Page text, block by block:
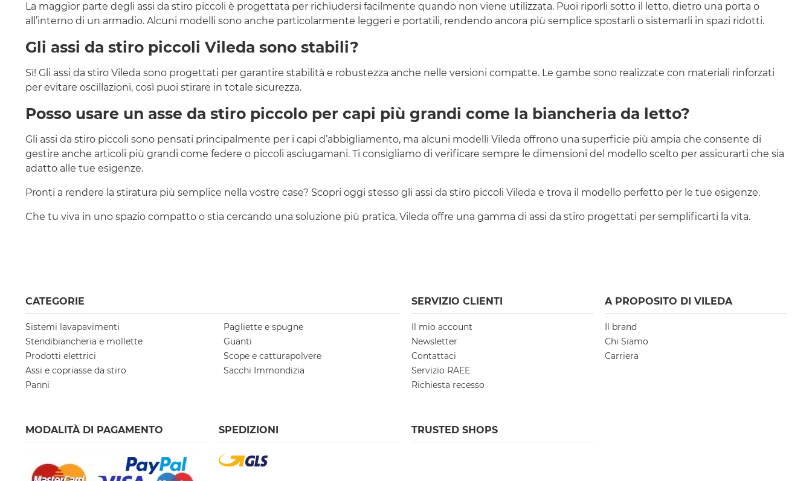
La maggior parte degli assi da stiro piccoli è progettata per richiudersi facilmente quando non viene utilizzata. Puoi riporli sotto il letto, dietro una porta o
all’interno di un armadio. Alcuni modelli sono anche particolarmente leggeri e portatili, rendendo ancora più semplice spostarli o sistemarli in spazi ridotti.
Gli assi da stiro piccoli Vileda sono stabili?
Sì! Gli assi da stiro Vileda sono progettati per garantire stabilità e robustezza anche nelle versioni compatte. Le gambe sono realizzate con materiali rinforzati
per evitare oscillazioni, così puoi stirare in totale sicurezza.
Posso usare un asse da stiro piccolo per capi più grandi come la biancheria da letto?
Gli assi da stiro piccoli sono pensati principalmente per i capi d’abbigliamento, ma alcuni modelli Vileda offrono una superficie più ampia che consente di
gestire anche articoli più grandi come federe o piccoli asciugamani. Ti consigliamo di verificare sempre le dimensioni del modello scelto per assicurarti che sia
adatto alle tue esigenze.
Pronti a rendere la stiratura più semplice nella vostre case? Scopri oggi stesso gli assi da stiro piccoli Vileda e trova il modello perfetto per le tue esigenze.
Che tu viva in uno spazio compatto o stia cercando una soluzione più pratica, Vileda offre una gamma di assi da stiro progettati per semplificarti la vita.
CATEGORIE
Sistemi lavapavimenti
Stendibiancheria e mollette
Prodotti elettrici
Assi e copriasse da stiro
Panni
Pagliette e spugne
Guanti
Scope e catturapolvere
Sacchi Immondizia
SERVIZIO CLIENTI
Il mio account
Newsletter
Contattaci
Servizio RAEE
Richiesta recesso
A PROPOSITO DI VILEDA
Il brand
Chi Siamo
Carriera
MODALITÀ DI PAGAMENTO SPEDIZIONI TRUSTED SHOPS